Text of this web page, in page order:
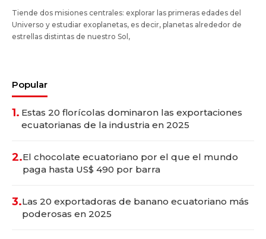
Tiende dos misiones centrales: explorar las primeras edades del
Universo y estudiar exoplanetas, es decir, planetas alrededor de
estrellas distintas de nuestro Sol,
Popular
1. Estas 20 florícolas dominaron las exportaciones
ecuatorianas de la industria en 2025
2.El chocolate ecuatoriano por el que el mundo
paga hasta US$ 490 por barra
3.Las 20 exportadoras de banano ecuatoriano más
poderosas en 2025